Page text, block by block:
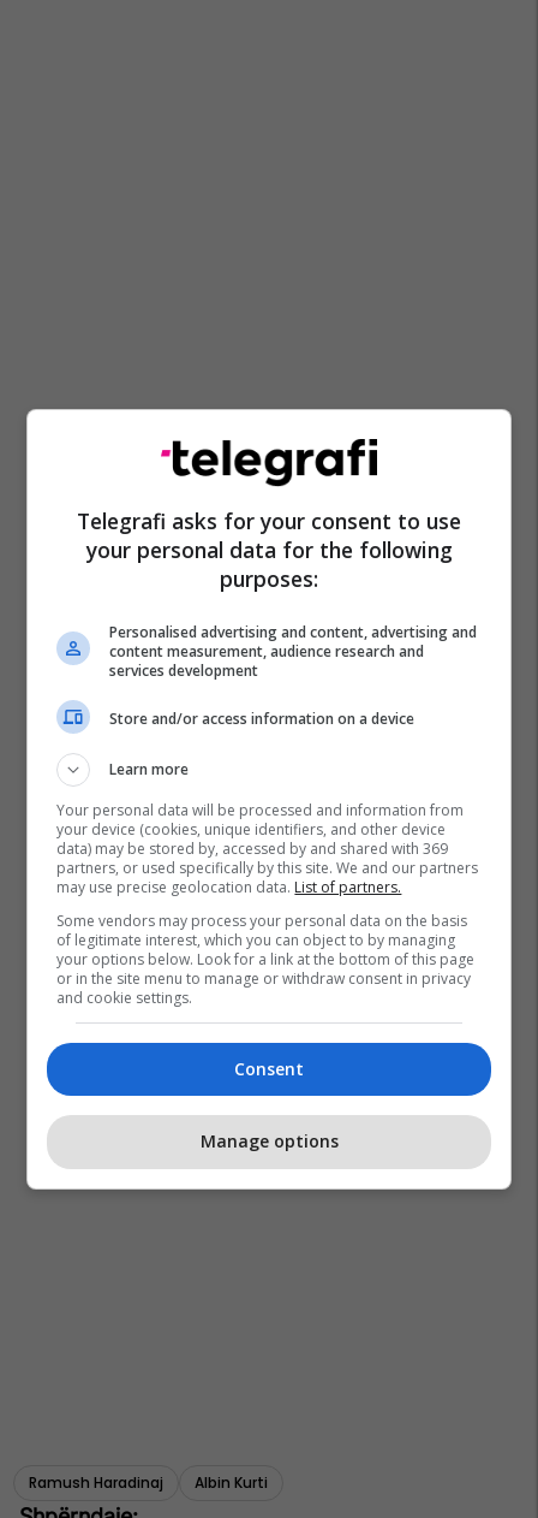
Ramush Haradinaj Albin Kurti
Telegrafi asks for your consent to use
your personal data for the following
purposes:
Personalised advertising and content, advertising and
content measurement, audience research and
services development
Store and/or access information on a device
Learn more
Your personal data will be processed and information from
your device (cookies, unique identifiers, and other device
data) may be stored by, accessed by and shared with 369
partners, or used specifically by this site. We and our partners
may use precise geolocation data. List of partners.
Some vendors may process your personal data on the basis
of legitimate interest, which you can object to by managing
your options below. Look for a link at the bottom of this page
or in the site menu to manage or withdraw consent in privacy
and cookie settings.
Consent
Manage options